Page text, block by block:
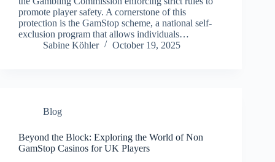
promote player safety. A cornerstone of this
protection is the GamStop scheme, a national self-
exclusion program that allows individuals…
Sabine Köhler
October 19, 2025
Blog
Beyond the Block: Exploring the World of Non
GamStop Casinos for UK Players